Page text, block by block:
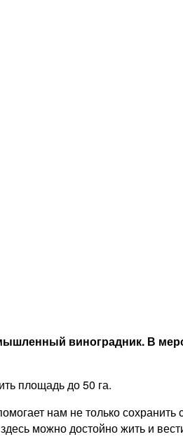
виноградник. В
площадь до 50 га.
нам не только сохранить
можно достойно жить и